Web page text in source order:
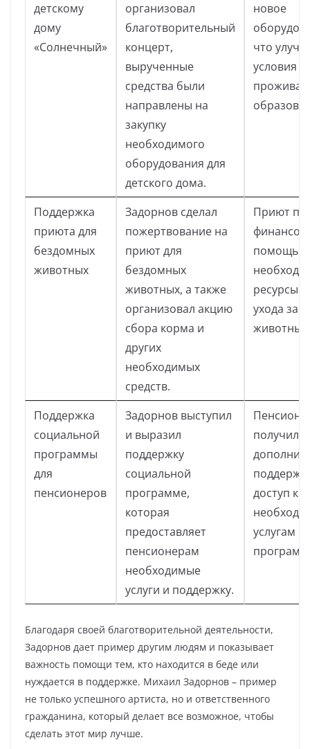
детскому
дому
«Солнечный»
организовал
благотворительный
концерт,
вырученные
средства были
направлены на
закупку
необходимого
оборудования для
детского дома.
новое
что
условия
Поддержка
приюта для
бездомных
животных
Задорнов сделал
пожертвование на
приют для
бездомных
животных, а также
организовал акцию
сбора корма и
других
необходимых
средств.
Приют
помощь и
ресурсы
ухода за
Поддержка
социальной
программы
для
пенсионеров
Задорнов выступил
и выразил
поддержку
социальной
программе,
которая
предоставляет
пенсионерам
необходимые
услуги и поддержку.
получили
доступ к
услугам и
Благодаря своей благотворительной деятельности,
Задорнов дает пример другим людям и показывает
важность помощи тем, кто находится в беде или
нуждается в поддержке. Михаил Задорнов – пример
не только успешного артиста, но и ответственного
гражданина, который делает все возможное, чтобы
сделать этот мир лучше.